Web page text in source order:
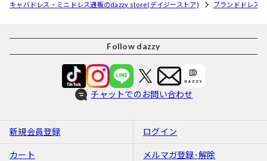
キャバドレス・ミニドレス通販のdazzy store(デイジーストア) ブランドドレス
Follow dazzy
チャットでのお問い合わせ
新規会員登録 ログイン
カート メルマガ登録･解除